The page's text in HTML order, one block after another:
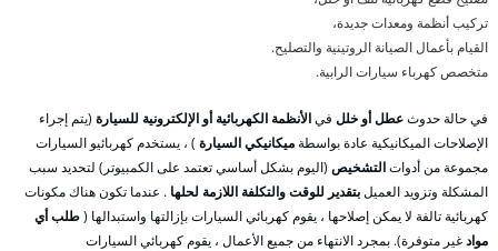
تركيب أنظمة ومعدات جديدة،
القيام بأعمال الصيانة الروتينية والتصليح.
متخصص كهرباء سيارات الرابية.
في حالة حدوثعطل أو خلل فيالأنظمة الكهربائية أو الإلكترونية للسيارة (يتم إجراء
الإصلاحات الميكانيكية عادة بواسطةميكانيكي السيارة ) ، يستخدم كهربائيو السيارات
مجموعة من أدواتالتشخيص (اليوم بشكل أساسي تعتمد على الكمبيوتر) لتحديد سبب
المشكلة وتزويد العميلبتقدير للوقت والتكلفة اللازمة لحلها . عندما تكون هناك مكونات
كهربائية تالفة لا يمكن إصلاحها ، يقوم كهربائي السيارات بإزالتها واستبدالها (طلب أي
موادغير متوفرة). بمجرد الانتهاء من جميع الأعمال ، يقوم كهربائي السيارات